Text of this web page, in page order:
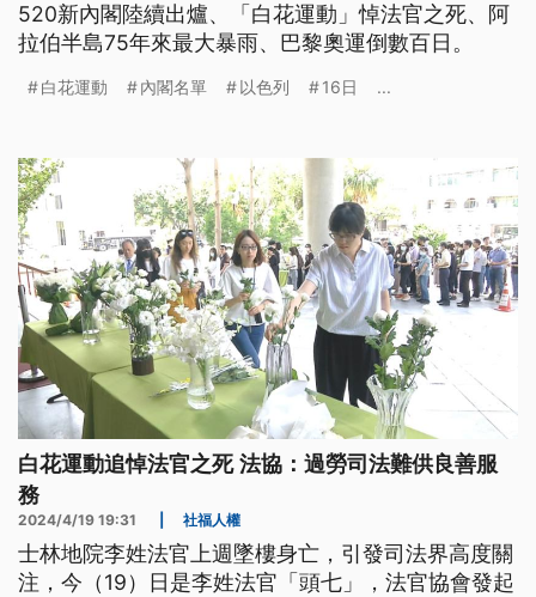
520新內閣陸續出爐、「白花運動」悼法官之死、阿
拉伯半島75年來最大暴雨、巴黎奧運倒數百日。
白花運動 內閣名單 以色列 16日 ...
白花運動追悼法官之死 法協：過勞司法難供良善服
務
2024/4/19 19:31 社福人權
士林地院李姓法官上週墜樓身亡，引發司法界高度關
注，今（19）日是李姓法官「頭七」，法官協會發起